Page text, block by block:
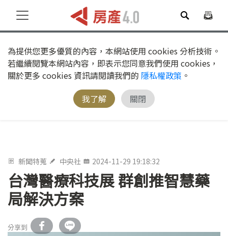
為提供您更多優質的內容，本網站使用 cookies 分析技術。
若繼續閱覽本網站內容，即表示您同意我們使用 cookies，
關於更多 cookies 資訊請閱讀我們的 隱私權政策 。
我了解
關閉
新聞特蒐 中央社 2024-11-29 19:18:32
台灣醫療科技展 群創推智慧藥
局解決方案
分享到